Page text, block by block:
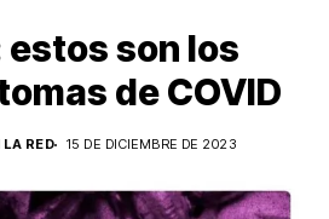
son los
de COVID
LA RED
15 DE DICIEMBRE DE 2023